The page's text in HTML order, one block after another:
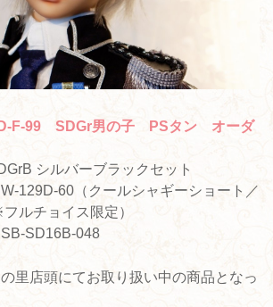
F-99 SDGr男の子 PSタン オーダ
シルバーブラックセット
129D-60（クールシャギーショート／
ルチョイス限定）
SD16B-048
里店頭にてお取り扱い中の商品となっ